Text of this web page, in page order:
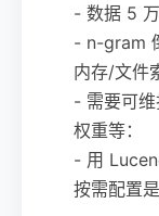
- 数据 5
- n-gram
内存/文件
- 需要可
权重等：
- 用
按需配置